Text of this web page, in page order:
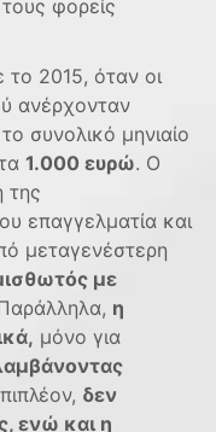
φορείς
το 2015, όταν οι
ανέρχονταν
συνολικό μηνιαίο
1.000 ευρώ. Ο
της
επαγγελματία και
μεταγενέστερη
με
η
μόνο για
δεν
ενώ και η